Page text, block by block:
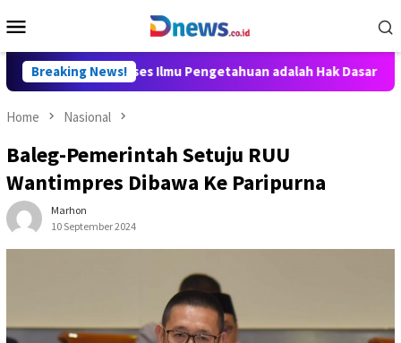
to
Menu
Breaking News!
Aditya: Akses Ilmu Pengetahuan adalah Hak Dasar Warga
Home Nasional
Baleg-Pemerintah Setuju RUU
Wantimpres Dibawa Ke Paripurna
Marhon
10 September 2024